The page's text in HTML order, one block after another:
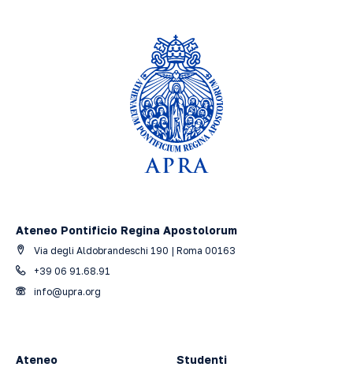
Ateneo Pontificio Regina Apostolorum
Via degli Aldobrandeschi 190 | Roma 00163
+39 06 91.68.91
info@upra.org
Ateneo Studenti